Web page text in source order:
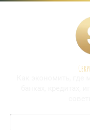
Перейти
Поиск: